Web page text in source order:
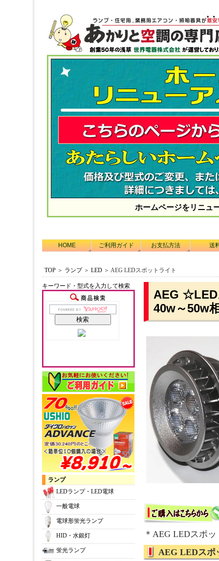
ホームページをリニュ
HOME ご利用ガイド お支払方法 送
TOP ＞ ランプ＞ LED ＞ AEG LEDスポットライト
AEG ☆LED
40w～50w
＊AEG LEDスポ
AEG LEDスポ
キーワード・型式を入力して検索
ランプ
LEDランプ・LED電球
一般電球
電球形蛍光ランプ
HID・水銀灯
蛍光ランプ